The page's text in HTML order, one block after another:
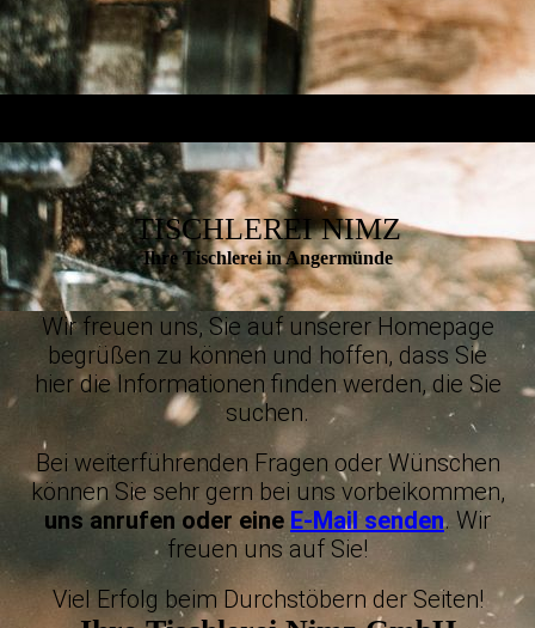
TISCHLEREI NIMZ
Ihre Tischlerei in Angermünde
Wir freuen uns, Sie auf unserer Homepage
begrüßen zu können und hoffen, dass Sie
hier die Informationen finden werden, die Sie
suchen.
Bei weiterführenden Fragen oder Wünschen
können Sie sehr gern bei uns vorbeikommen,
unsanrufenoder eine E-Mail senden. Wir
freuen uns auf Sie!
Viel Erfolg beim Durchstöbern der Seiten!